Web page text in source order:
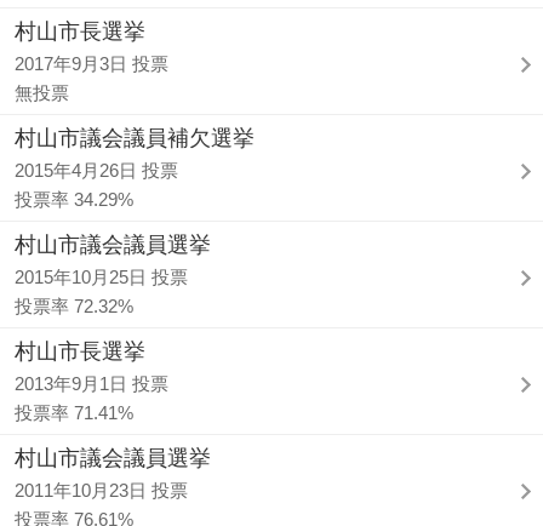
村山市長選挙
2017年9月3日 投票
無投票
村山市議会議員補欠選挙
2015年4月26日 投票
投票率 34.29%
村山市議会議員選挙
2015年10月25日 投票
投票率 72.32%
村山市長選挙
2013年9月1日 投票
投票率 71.41%
村山市議会議員選挙
2011年10月23日 投票
投票率 76.61%